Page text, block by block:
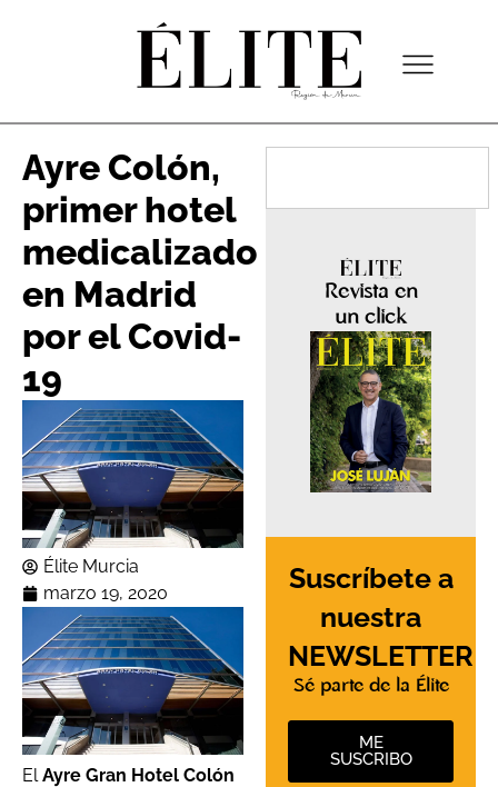
Ayre Colón,
primer hotel
medicalizado
en Madrid
por el Covid-
19
Élite Murcia
marzo 19, 2020
ElAyre Gran Hotel Colón
Revista en
un click
Suscríbete a
nuestra
NEWSLETTER
Sé parte de la Élite
ME
SUSCRIBO